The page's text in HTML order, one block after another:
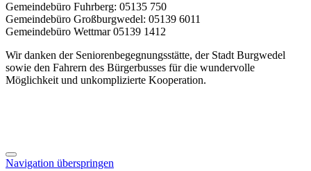
Gemeindebüro Fuhrberg: 05135 750
Gemeindebüro Großburgwedel: 05139 6011
Gemeindebüro Wettmar 05139 1412
Wir danken der Seniorenbegegnungsstätte, der Stadt Burgwedel
sowie den Fahrern des Bürgerbusses für die wundervolle
Möglichkeit und unkomplizierte Kooperation.
Navigation überspringen